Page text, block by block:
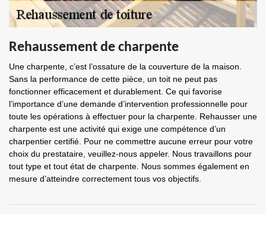
Rehaussement de charpente
Une charpente, c’est l’ossature de la couverture de la maison.
Sans la performance de cette pièce, un toit ne peut pas
fonctionner efficacement et durablement. Ce qui favorise
l’importance d’une demande d’intervention professionnelle pour
toute les opérations à effectuer pour la charpente. Rehausser une
charpente est une activité qui exige une compétence d’un
charpentier certifié. Pour ne commettre aucune erreur pour votre
choix du prestataire, veuillez-nous appeler. Nous travaillons pour
tout type et tout état de charpente. Nous sommes également en
mesure d’atteindre correctement tous vos objectifs.